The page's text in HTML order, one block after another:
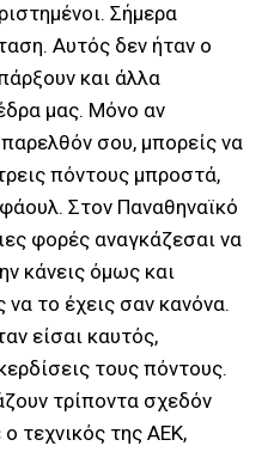
Σήμερα
Αυτός δεν ήταν ο
και άλλα
μας. Μόνο αν
σου, μπορείς να
πόντους μπροστά,
Στον Παναθηναϊκό
φορές αναγκάζεσαι να
κάνεις όμως και
να το έχεις σαν κανόνα.
είσαι καυτός,
τους πόντους.
τρίποντα σχεδόν
τεχνικός της ΑΕΚ,